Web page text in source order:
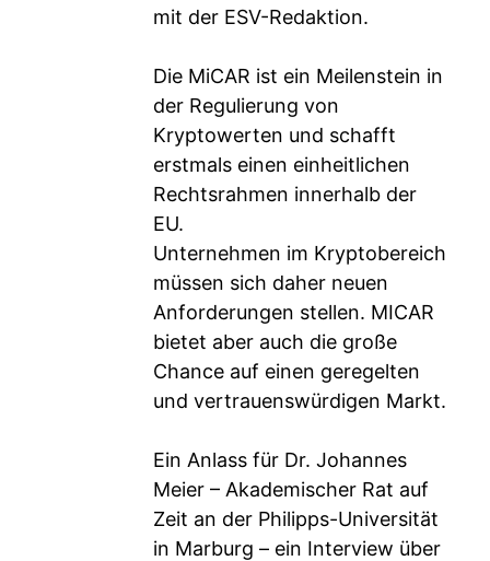
mit der ESV-Redaktion.
Die MiCAR ist ein Meilenstein in
der Regulierung von
Kryptowerten und schafft
erstmals einen einheitlichen
Rechtsrahmen innerhalb der
EU.
Unternehmen im Kryptobereich
müssen sich daher neuen
Anforderungen stellen. MICAR
bietet aber auch die große
Chance auf einen geregelten
und vertrauenswürdigen Markt.
Ein Anlass für Dr. Johannes
Meier – Akademischer Rat auf
Zeit an der Philipps-Universität
in Marburg – ein Interview über